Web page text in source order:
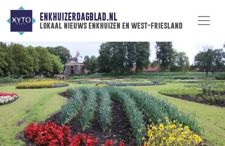
ENKHUIZERDAGBLAD.NL
lokaal nieuws enkhuizen en west-friesland